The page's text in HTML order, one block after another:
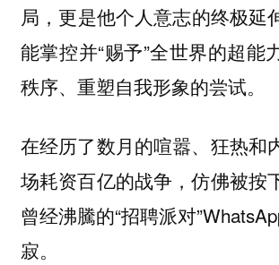
局，更是他个人意志的终极
能掌控并“赐予”全世界的超能
秩序、重塑自我形象的尝试。
在经历了数月的喧嚣、狂热和
场耗资百亿的战争，仿佛被按
曾经沸騰的“招聘派对
寂。